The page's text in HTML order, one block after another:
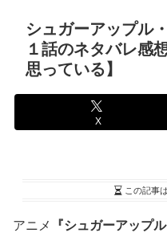
シュガーアップル
１話のネタバレ感
思っている】
X
この記事は
アニメ
『シュガーアップ